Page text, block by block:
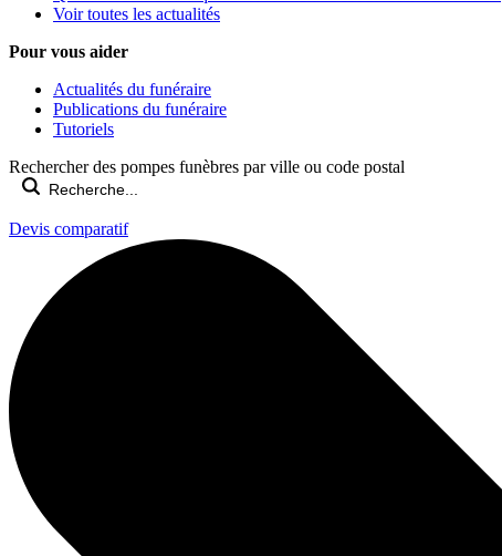
Voir toutes les actualités
Pour vous aider
Actualités du funéraire
Publications du funéraire
Tutoriels
Rechercher des pompes funèbres par ville ou code postal
Devis comparatif